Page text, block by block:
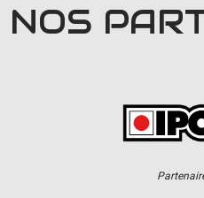
NOS